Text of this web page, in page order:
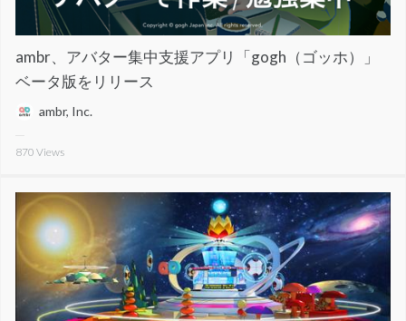
ambr、アバター集中支援アプリ「gogh（ゴッホ）」
ベータ版をリリース
ambr, Inc.
870 Views